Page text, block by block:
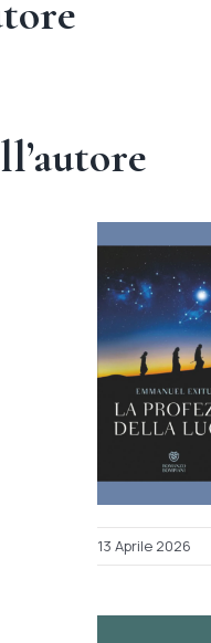
13 Aprile 2026